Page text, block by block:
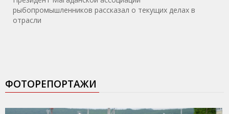
рыбопромышленников рассказал о текущих делах в
отрасли
ФОТОРЕПОРТАЖИ